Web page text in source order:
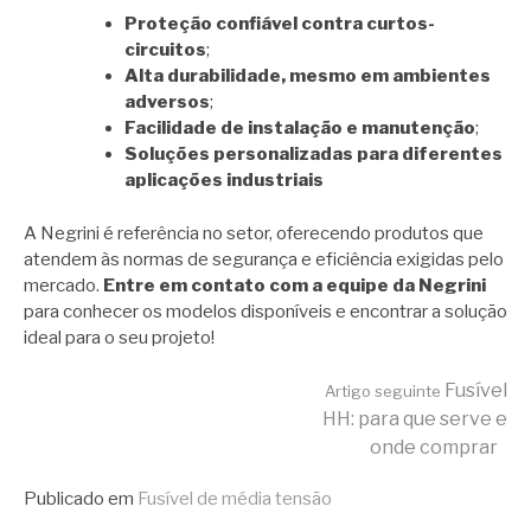
Proteção confiável contra curtos-
circuitos;
Alta durabilidade, mesmo em ambientes
adversos;
Facilidade de instalação e manutenção;
Soluções personalizadas para diferentes
aplicações industriais
A Negrini é referência no setor, oferecendo produtos que
atendem às normas de segurança e eficiência exigidas pelo
mercado. Entre em contato com a equipe da Negrini
para conhecer os modelos disponíveis e encontrar a solução
ideal para o seu projeto!
Continue lendo
Artigo seguinte Fusível
HH: para que serve e
onde comprar
Publicado em Fusível de média tensão